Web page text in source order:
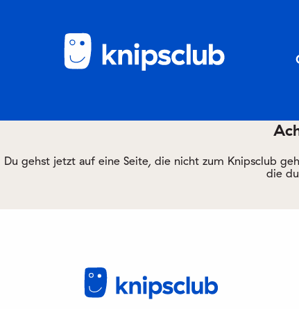
Du gehst jetzt auf eine Seite, die nicht zum Knipsclub
die